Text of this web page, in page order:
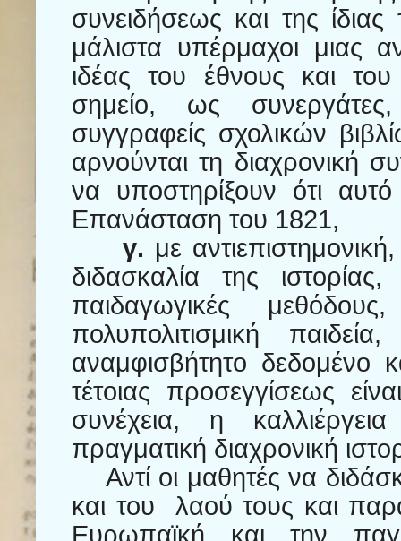
συνειδήσεως και της
μάλιστα υπέρμαχοι μιας
ιδέας του έθνους και
σημείο, ως συνεργάτες,
συγγραφείς σχολικών
αρνούνται τη διαχρονική
να υποστηρίξουν ότι
Επανάσταση του 1821,
γ. με
διδασκαλία της
παιδαγωγικές
πολυπολιτισμική
αναμφισβήτητο δεδομένο
τέτοιας προσεγγίσεως
συνέχεια, η
πραγματική διαχρονική
Αντί οι μαθητές να
και του
λαού τους και
Ευρωπαϊκή και την